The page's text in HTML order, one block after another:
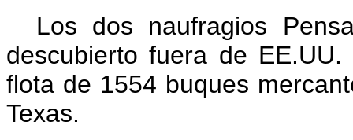
Los dos naufragios
descubierto fuera de EE.UU.
flota de 1554 buques
Texas.